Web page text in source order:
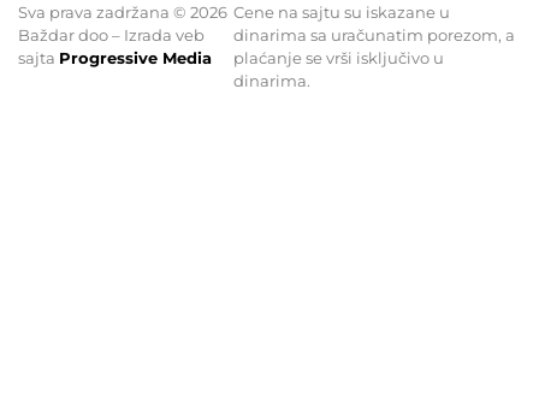
Sva prava zadržana © 2026
Baždar doo – Izrada veb
sajta Progressive Media
Cene na sajtu su iskazane u
dinarima sa uračunatim porezom, a
plaćanje se vrši isključivo u
dinarima.